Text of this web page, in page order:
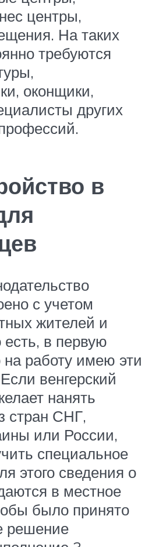
центры,
На таких
требуются
оконщики,
других
в
с учетом
жителей и
в первую
на работу имею эти
венгерский
нанять
стран СНГ,
или России,
специальное
этого сведения о
в местное
было принято
решение